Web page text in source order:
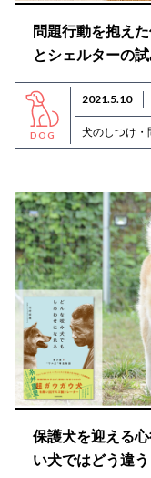
問題行動を抱え
とシェルターの
DOG
2021.5.10
犬のしつけ・
保護犬を迎える
い犬ではどう違う